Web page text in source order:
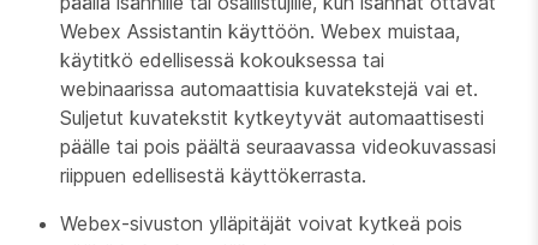
Webex Assistantin käyttöön. Webex muistaa,
käytitkö edellisessä kokouksessa tai
webinaarissa automaattisia kuvatekstejä vai et.
Suljetut kuvatekstit kytkeytyvät automaattisesti
päälle tai pois päältä seuraavassa videokuvassasi
riippuen edellisestä käyttökerrasta.
Webex-sivuston ylläpitäjät voivat kytkeä pois